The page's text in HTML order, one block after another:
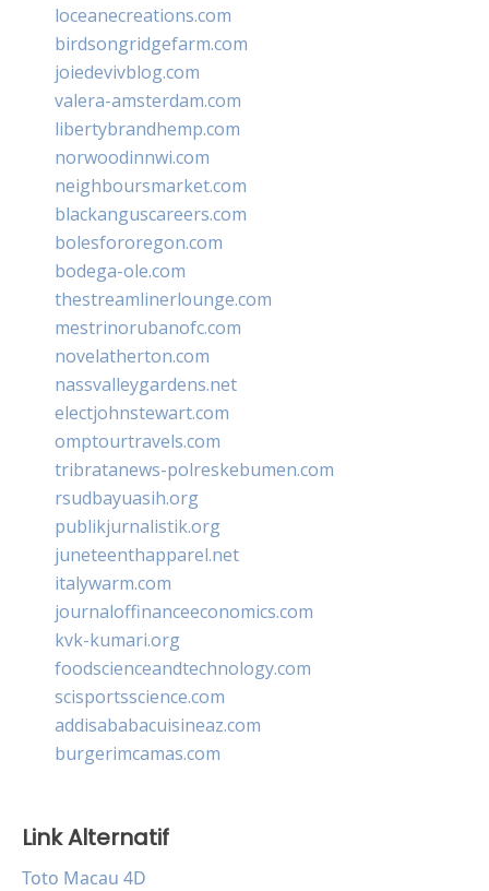
loceanecreations.com
birdsongridgefarm.com
joiedevivblog.com
valera-amsterdam.com
libertybrandhemp.com
norwoodinnwi.com
neighboursmarket.com
blackanguscareers.com
bolesfororegon.com
bodega-ole.com
thestreamlinerlounge.com
mestrinorubanofc.com
novelatherton.com
nassvalleygardens.net
electjohnstewart.com
omptourtravels.com
tribratanews-polreskebumen.com
rsudbayuasih.org
publikjurnalistik.org
juneteenthapparel.net
italywarm.com
journaloffinanceeconomics.com
kvk-kumari.org
foodscienceandtechnology.com
scisportsscience.com
addisababacuisineaz.com
burgerimcamas.com
Link Alternatif
Toto Macau 4D